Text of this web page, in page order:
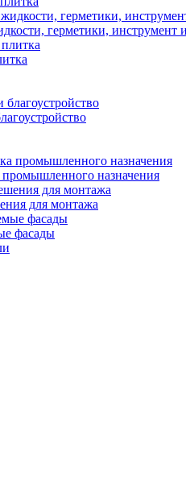
герметики, инструмент
назначения
для монтажа
фасады